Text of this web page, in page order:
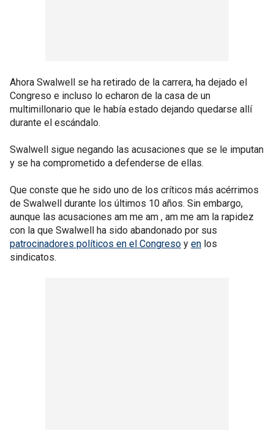
Ahora Swalwell se ha retirado de la carrera, ha dejado el
Congreso e incluso lo echaron de la casa de un
multimillonario que le había estado dejando quedarse allí
durante el escándalo.
Swalwell sigue negando las acusaciones que se le imputan
y se ha comprometido a defenderse de ellas.
Que conste que he sido uno de los críticos más acérrimos
de Swalwell durante los últimos 10 años. Sin embargo,
aunque las acusaciones am me am , am me am la rapidez
con la que Swalwell ha sido abandonado por sus
patrocinadores políticos en el Congreso y en los
sindicatos.